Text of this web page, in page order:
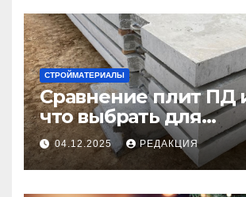
СТРОЙМАТЕРИАЛЫ
Сравнение плит ПД
что выбрать для
долговечного и
покрытия
04.12.2025 РЕДАКЦИЯ